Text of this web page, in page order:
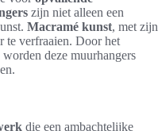
zijn niet alleen een
Macramé kunst, met zijn
te verfraaien. Door het
deze muurhangers
die een ambachtelijke